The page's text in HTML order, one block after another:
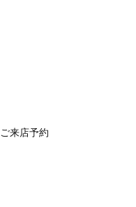
ご来店予約